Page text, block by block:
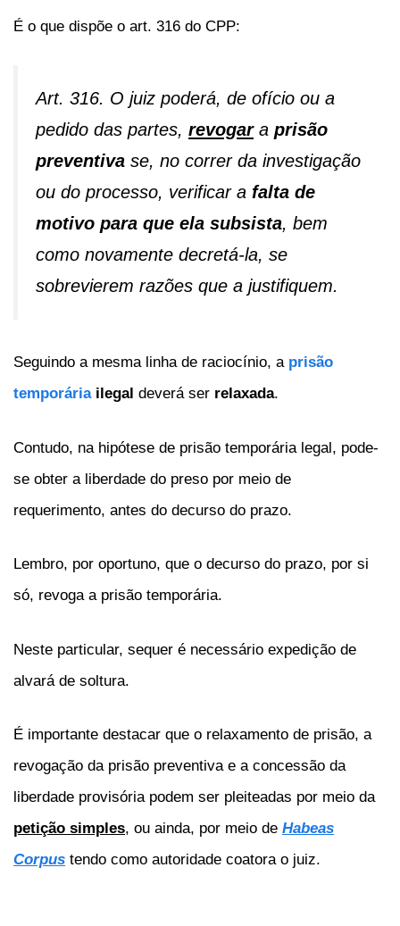
É o que dispõe o art. 316 do CPP:
Art. 316. O juiz poderá, de ofício ou a
pedido das partes, revogara prisão
preventiva se, no correr da investigação
ou do processo, verificar a falta de
motivo para que ela subsista, bem
como novamente decretá-la, se
sobrevierem razões que a justifiquem.
Seguindo a mesma linha de raciocínio, a prisão
temporáriailegal deverá ser relaxada.
Contudo, na hipótese de prisão temporária legal, pode-
se obter a liberdade do preso por meio de
requerimento, antes do decurso do prazo.
Lembro, por oportuno, que o decurso do prazo, por si
só, revoga a prisão temporária.
Neste particular, sequer é necessário expedição de
alvará de soltura.
É importante destacar que o relaxamento de prisão, a
revogação da prisão preventiva e a concessão da
liberdade provisória podem ser pleiteadas por meio da
petição simples, ou ainda, por meio de Habeas
Corpus tendo como autoridade coatora o juiz.